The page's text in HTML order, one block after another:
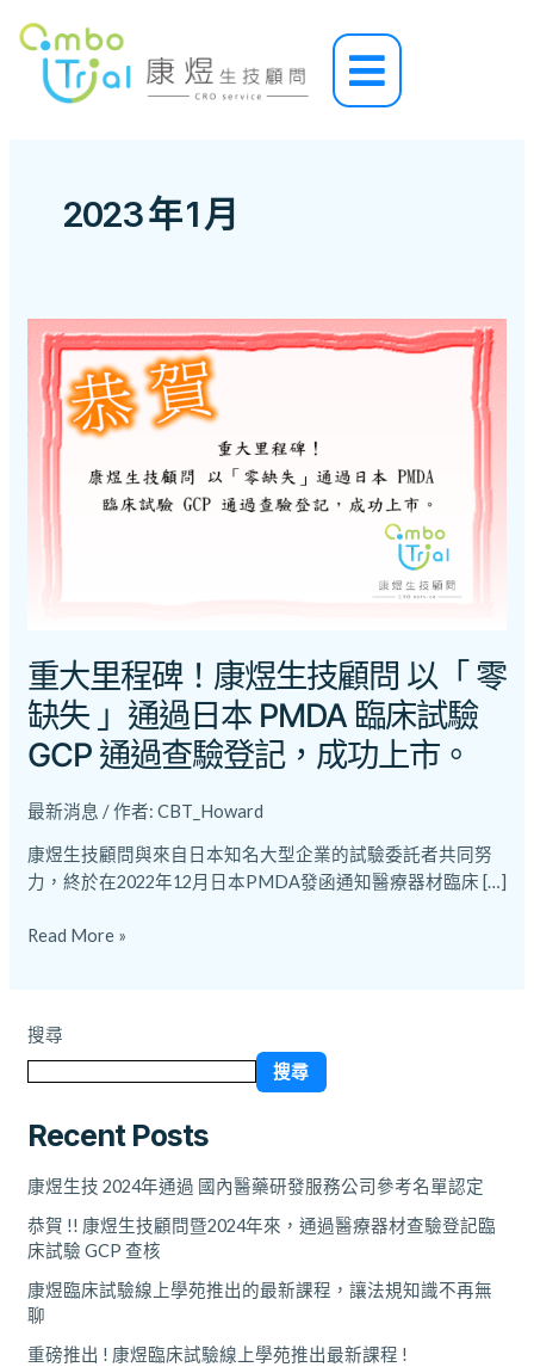
Main
Menu
2023 年 1 月
重大里程碑！康煜生技顧問 以「 零
缺失 」通過日本 PMDA 臨床試驗
GCP 通過查驗登記，成功上市。
最新消息 / 作者: CBT_Howard
康煜生技顧問與來自日本知名大型企業的試驗委託者共同努
力，終於在2022年12月日本PMDA發函通知醫療器材臨床 […]
重
里
碑！
「
零
缺
失
」
通
過
日
本
臨
GCP
查
登
成
功
上
市。
Read More »
搜尋
搜尋
Recent Posts
康煜生技 2024年通過 國內醫藥研發服務公司參考名單認定
恭賀 !! 康煜生技顧問暨2024年來，通過醫療器材查驗登記臨
床試驗 GCP 查核
康煜臨床試驗線上學苑推出的最新課程，讓法規知識不再無
聊
重磅推出 ! 康煜臨床試驗線上學苑推出最新課程 !